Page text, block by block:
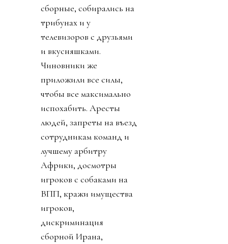
сборные, собирались на
трибунах и у
телевизоров с друзьями
и вкусняшками.
Чиновники же
приложили все силы,
чтобы все максимально
испохабить. Аресты
людей, запреты на въезд
сотрудникам команд и
лучшему арбитру
Африки, досмотры
игроков с собаками на
ВПП, кражи имущества
игроков,
дискриминация
сборной Ирана,